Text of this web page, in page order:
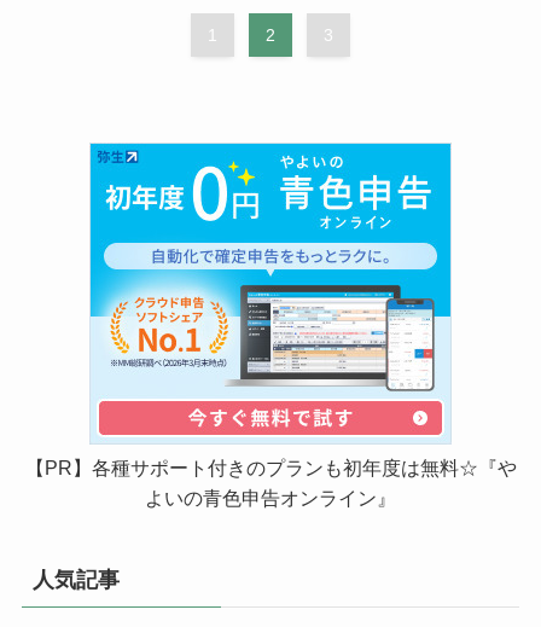
1 2 3
【PR】各種サポート付きのプランも初年度は無料☆『や
よいの青色申告オンライン』
人気記事